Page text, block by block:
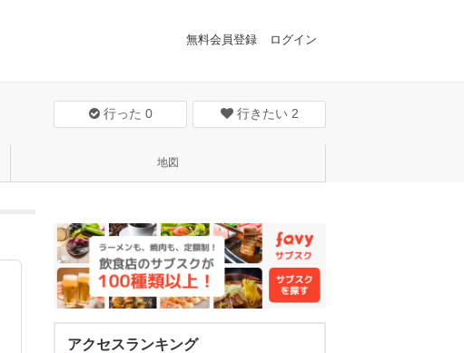
無料会員登録 ログイン
行った 0 行きたい 2
地図
アクセスランキング